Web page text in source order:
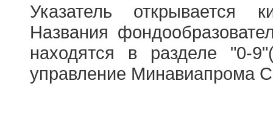
Указатель открывается
Названия
находятся в разделе "0-
управление Минавиапрома